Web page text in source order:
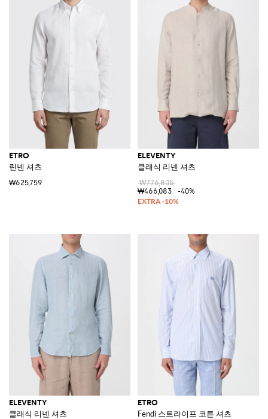
ETRO
린넨 셔츠
₩625,759
ELEVENTY
클래식 리넨 셔츠
₩776,805
₩466,083
-40%
ELEVENTY
클래식 리넨 셔츠
ETRO
Fendi 스트라이프 코튼 셔츠